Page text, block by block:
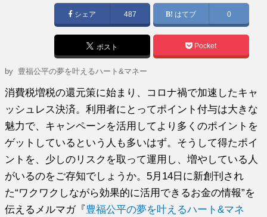
シェア 487 はてブ 0
ポスト Pocket
by 豊福公平の夢を叶えるハート&マネー
消費税増税の還元策に始まり、コロナ禍で加速したキャ
ッシュレス決済。利用者にとってポイント付与は大きな
魅力で、キャンペーンを活用してより多くのポイントを
ゲットしているという人も多いはず。そうして得たポイ
ントを、少しのリスクを取って運用し、増やしている人
がいるのをご存知でしょうか。5月14日に新創刊され
た“ワクワクしながら効果的に活用できるお金の情報”を
伝えるメルマガ『豊福公平の夢を叶えるハート&マネ